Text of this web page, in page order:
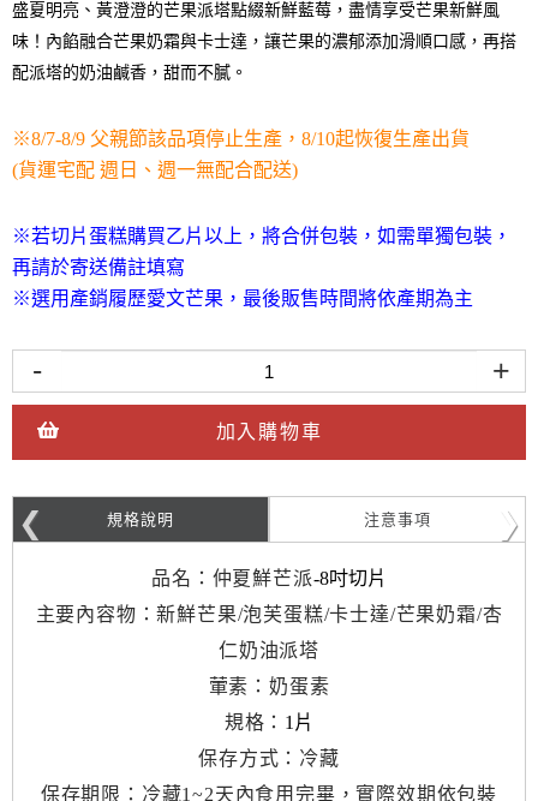
盛夏明亮、黃澄澄的芒果派塔點綴新鮮藍莓，盡情享受芒果新鮮風
味！內餡融合芒果奶霜與卡士達，讓芒果的濃郁添加滑順口感，再搭
配派塔的奶油鹹香，甜而不膩。
※8/7-8/9 父親節該品項停止生產，8/10起恢復生產出貨
(貨運宅配 週日、週一無配合配送)
※若切片蛋糕購買乙片以上，將合併包裝，如需單獨包裝，
再請於寄送備註填寫
※選用產銷履歷愛文芒果，最後販售時間將依產期為主
- +
加入購物車
規格說明 注意事項
品名：仲夏鮮芒派-8吋切片
主要內容物：新鮮芒果/泡芙蛋糕/卡士達/芒果奶霜/杏
仁奶油派塔
葷素：奶蛋素
規格： 1片
保存方式：冷藏
保存期限：冷藏1~2天內食用完畢，實際效期依包裝